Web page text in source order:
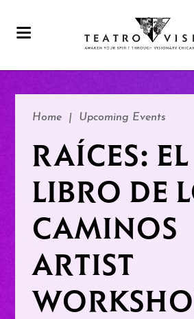
Home | Upcoming Events
RAÍCES: EL
LIBRO DE
CAMINOS
ARTIST